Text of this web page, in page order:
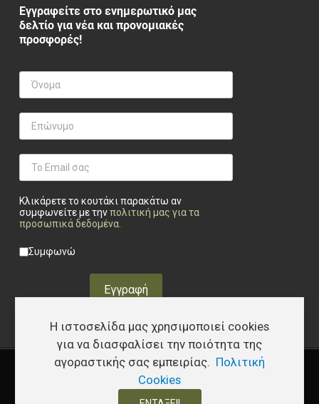
Εγγραφείτε στο ενημερωτικό μας
δελτίο για νέα και προνομιακές
προσφορές!
Κλικάρετε το κουτάκι παρακάτω αν
συμφωνείτε με τηνπολιτική μας για τα
προσωπικά δεδομένα.
Privacy checkbox
Συμφωνώ
Εγγραφή
Η ιστοσελίδα μας χρησιμοποιεί cookies
για να διασφαλίσει την ποιότητα της
αγοραστικής σας εμπειρίας. Πολιτική
Cookies